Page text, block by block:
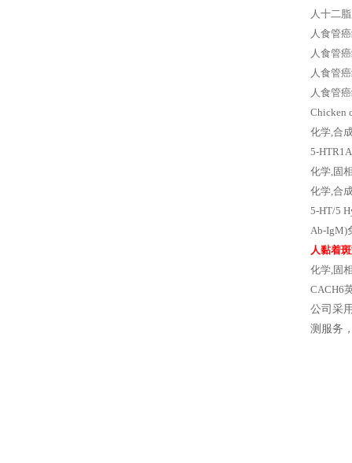
人十二
人食管
人食管
人食管
人食管
Chicken
化学,合
5-
化学,固
化学,合
5-HT/5
Ab-IgM)
人黏着
化学,固
CACH6
公司采
测服务